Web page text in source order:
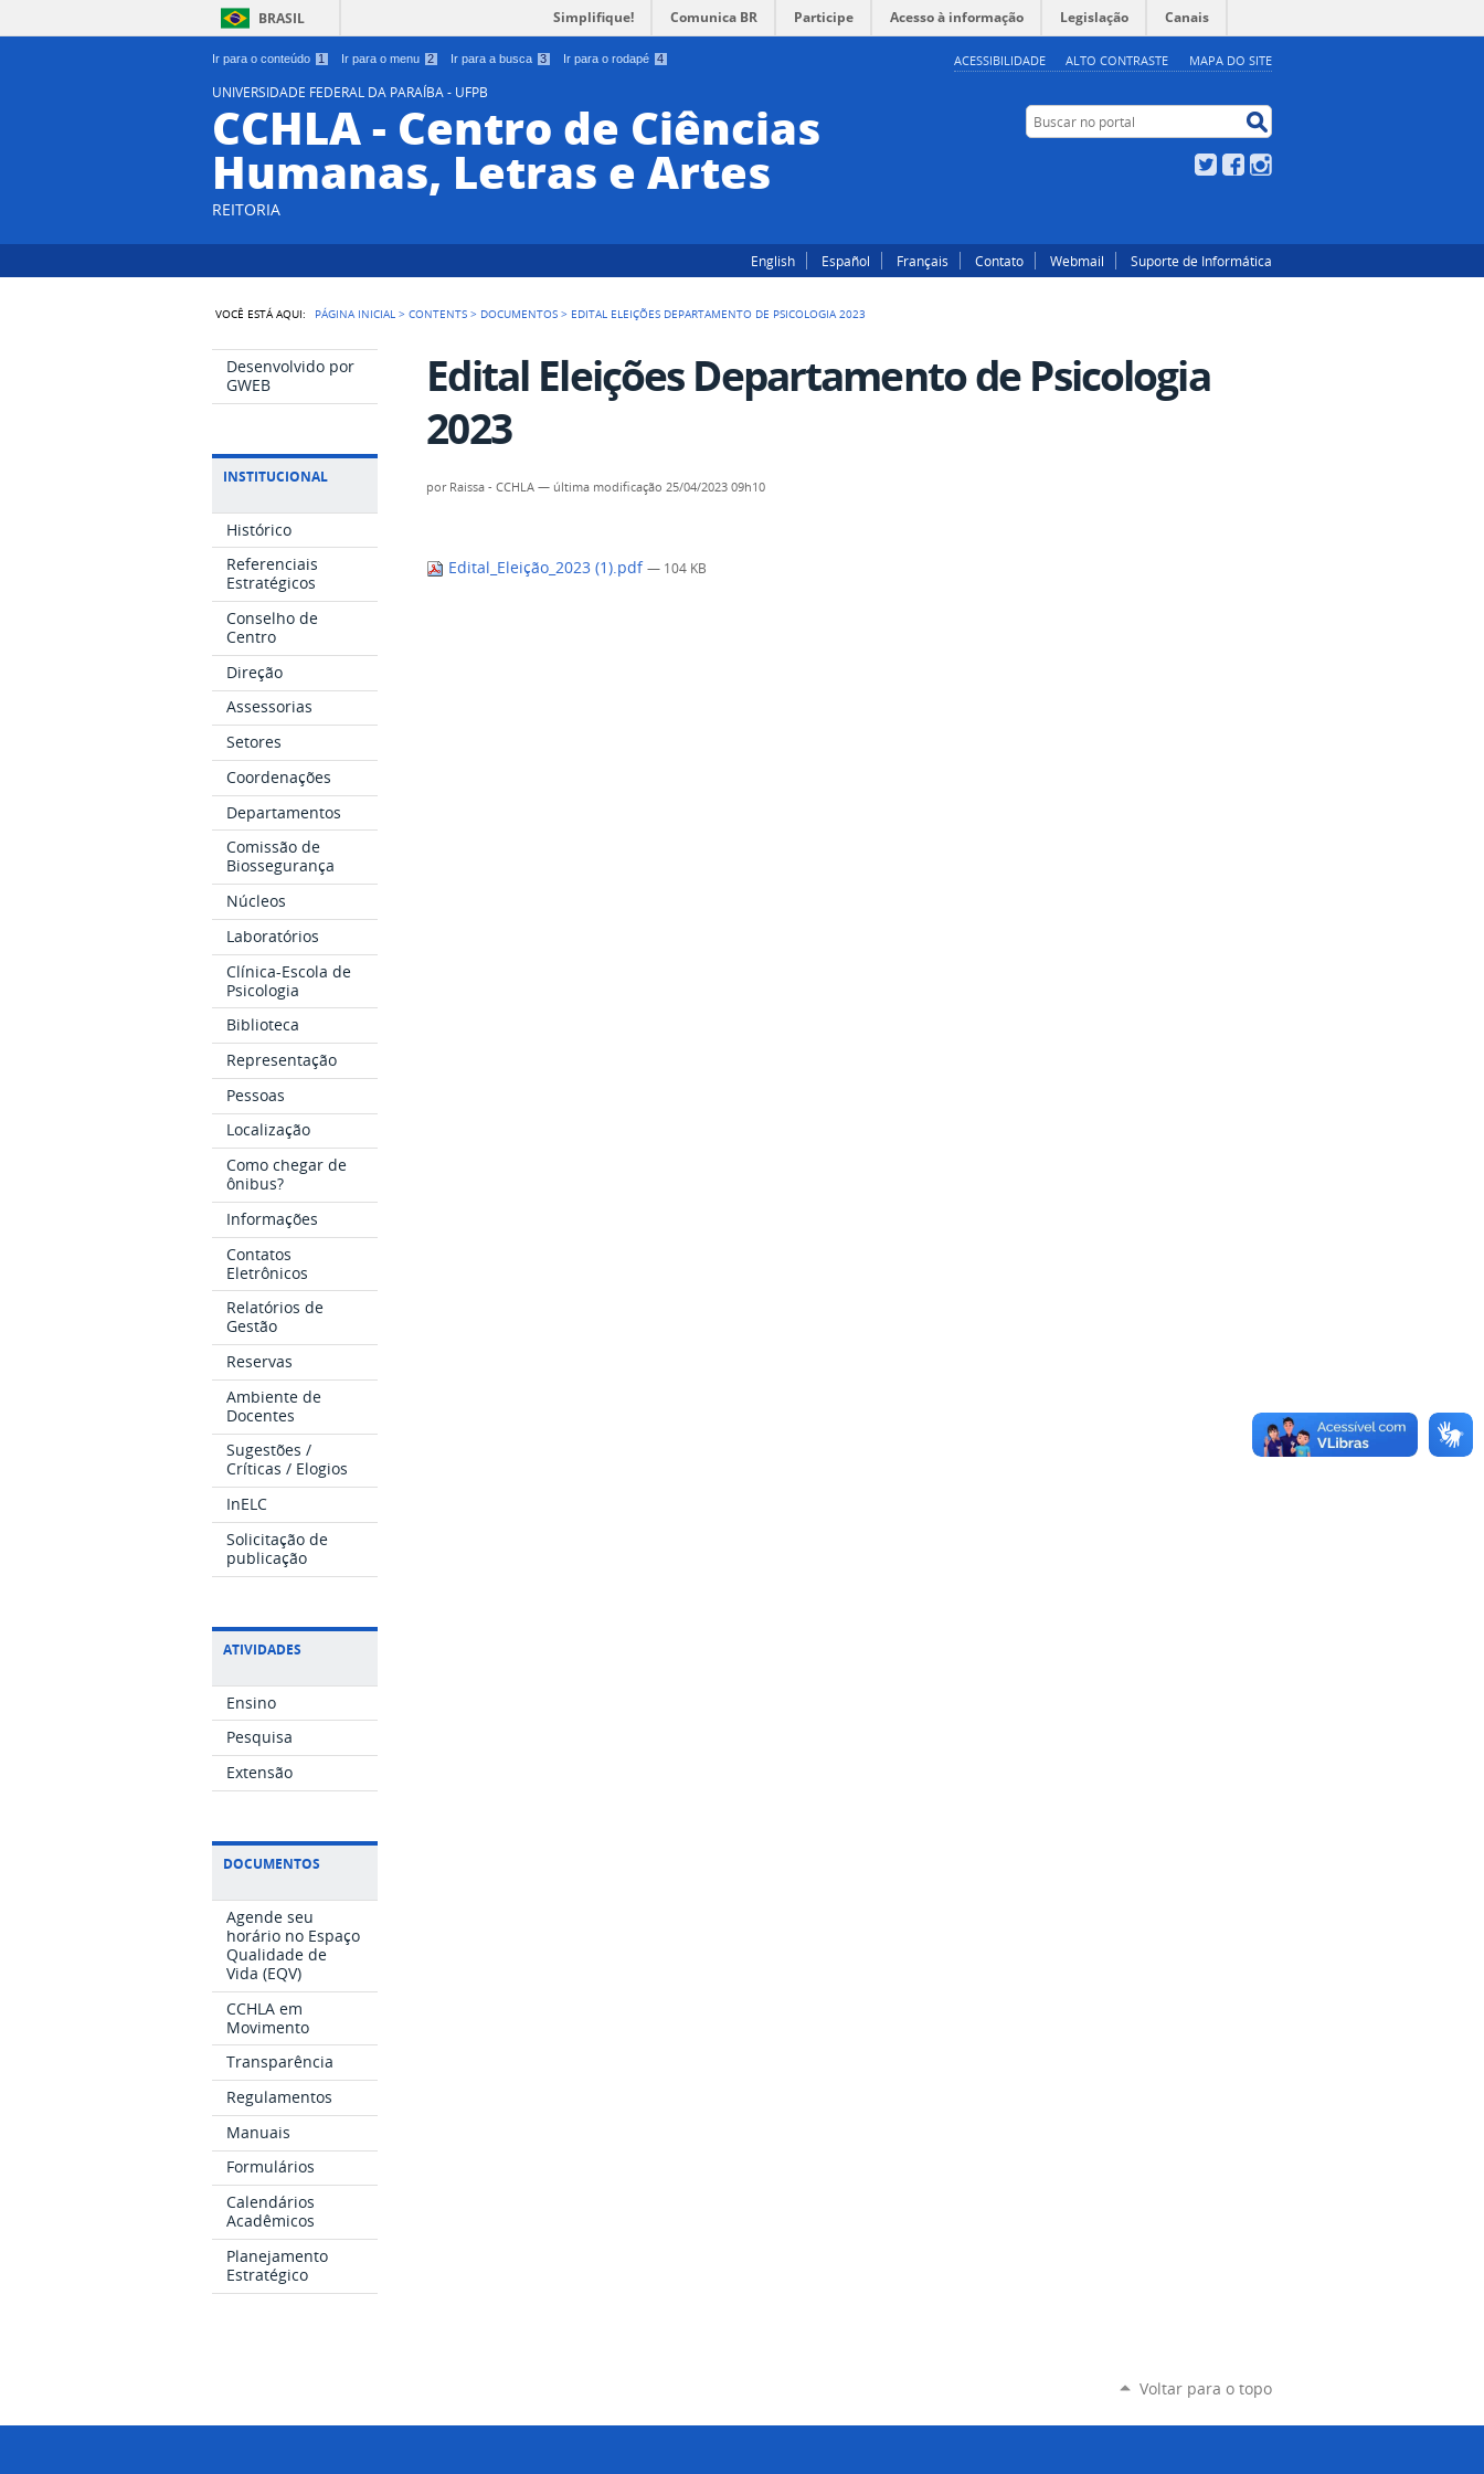
Ir para o conteúdo 1 Ir para o menu 2 Ir para a busca 3 Ir para o rodapé 4 ACESSIBILIDADE ALTO CONTRASTE MAPA DO SITE
BRASIL Simplifique! Comunica BR Participe Acesso à informação Legislação Canais
UNIVERSIDADE FEDERAL DA PARAÍBA - UFPB
CCHLA - Centro de Ciências
Humanas, Letras e Artes
REITORIA
Buscar no portal
TwitterFacebook
English Español Français Contato Webmail Suporte de Informática
VOCÊ ESTÁ AQUI: PÁGINA INICIAL >CONTENTS > DOCUMENTOS > EDITAL ELEIÇÕES DEPARTAMENTO DE PSICOLOGIA 2023
Desenvolvido por
GWEB
INSTITUCIONAL
Histórico
Referenciais
Estratégicos
Conselho de
Centro
Direção
Assessorias
Setores
Coordenações
Departamentos
Comissão de
Biossegurança
Núcleos
Laboratórios
Clínica-Escola de
Psicologia
Biblioteca
Representação
Pessoas
Localização
Como chegar de
ônibus?
Informações
Contatos
Eletrônicos
Relatórios de
Gestão
Reservas
Ambiente de
Docentes
Sugestões /
Críticas / Elogios
InELC
Solicitação de
publicação
ATIVIDADES
Ensino
Pesquisa
Extensão
DOCUMENTOS
Agende seu
horário no Espaço
Qualidade de
Vida (EQV)
CCHLA em
Movimento
Transparência
Regulamentos
Manuais
Formulários
Calendários
Acadêmicos
Planejamento
Estratégico
Edital Eleições Departamento de Psicologia
2023
por Raissa - CCHLA — última modificação 25/04/2023 09h10
Edital_Eleição_2023 (1).pdf— 104 KB
Voltar para o topo